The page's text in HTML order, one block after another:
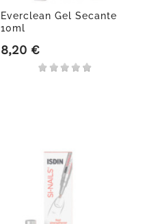
Everclean Gel Secante
10ml
Precio
8,20 €